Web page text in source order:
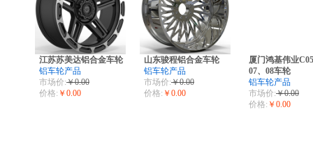
​江苏苏美达铝合金车轮
铝车轮产品
市场价:￥0.00
价格: ￥0.00
山东骏程铝合金车轮
铝车轮产品
市场价:￥0.00
价格: ￥0.00
厦门鸿基伟业
07、08车轮
铝车轮产品
市场价:￥0.00
价格: ￥0.00